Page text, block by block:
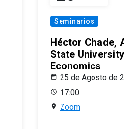
Seminarios
Héctor Chade,
State
Economics
25 de Agosto de
17:00
Zoom